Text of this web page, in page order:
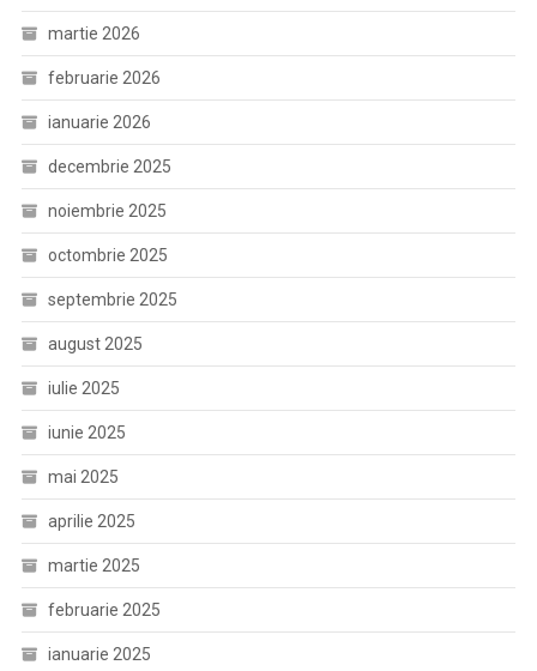
martie 2026
februarie 2026
ianuarie 2026
decembrie 2025
noiembrie 2025
octombrie 2025
septembrie 2025
august 2025
iulie 2025
iunie 2025
mai 2025
aprilie 2025
martie 2025
februarie 2025
ianuarie 2025